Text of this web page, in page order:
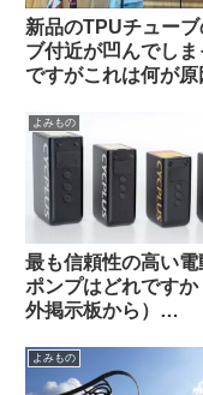
新品のTPUチュー
ブ付近が凹んでしま
ですがこれは何が原
よみもの
最も信頼性の高い電
ポンプはどれですか
外掲示板から）
Silca / Fanttik / Trek /
Fumpa Pumpa】
よみもの